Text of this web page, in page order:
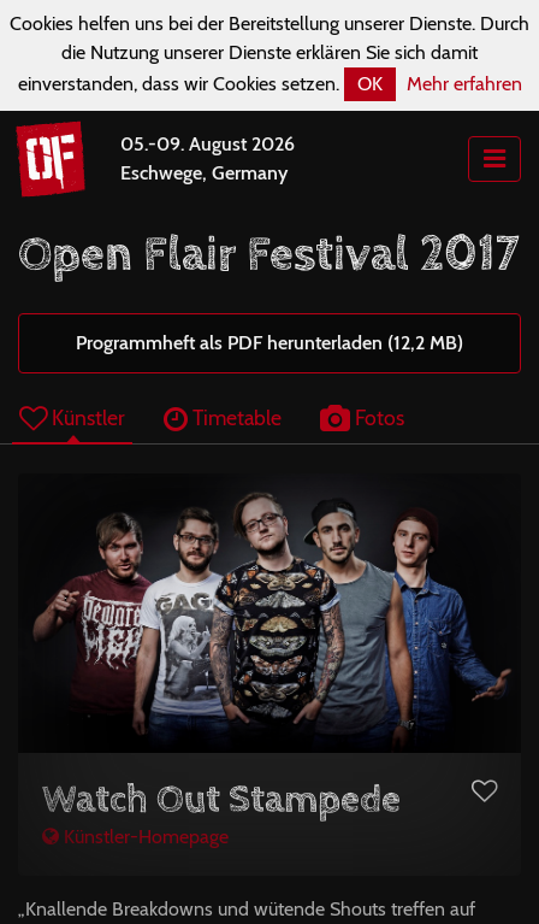
Cookies helfen uns bei der Bereitstellung unserer Dienste. Durch
die Nutzung unserer Dienste erklären Sie sich damit
einverstanden, dass wir Cookies setzen.
OK Mehr erfahren
05.-09. August 2026
Eschwege, Germany
Open Flair Festival 2017
Programmheft als PDF herunterladen (12,2 MB)
Künstler Timetable Fotos
Watch Out Stampede
Künstler-Homepage
„Knallende Breakdowns und wütende Shouts treffen auf